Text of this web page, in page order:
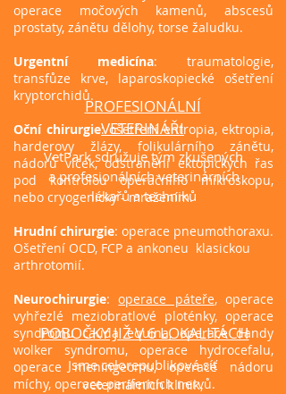
PROFESIONÁLNÍ
VETERINÁŘI
VetPark sdružuje tým zkušených
a profesionálních veterinárních
lékařů a techniků
POBOČKY JIŽ V 6 LOKALITÁCH
Jsme celorepubliková síť
veterinárních klinik,
operace močových kamenů, abscesů
prostaty, zánětu dělohy, torse žaludku.
Urgentní medicína: traumatologie,
transfůze krve, laparoskopiecké ošetření
kryptorchidů.
Oční chirurgie: ošetření entropia, ektropia,
harderovy žlázy, folikulárního zánětu,
nádorů víček, odstranění ektopických řas
pod kontrolou operačního mikroskopu,
nebo cryogenicky - mražením.
Hrudní chirurgie: operace pneumothoraxu.
Ošetření OCD, FCP a ankoneu klasickou
arthrotomií.
Neurochirurgie:operace páteře, operace
vyhřezlé meziobratlové ploténky, operace
syndromu cauda equina, operace dandy
wolker syndromu, operace hydrocefalu,
operace meningeomu, operace nádoru
míchy, operace periferních nervů.